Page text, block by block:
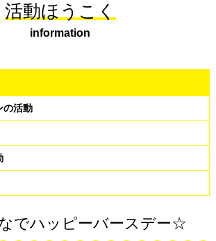
活動ほうこく
information
の活動
でハッピーバースデー☆